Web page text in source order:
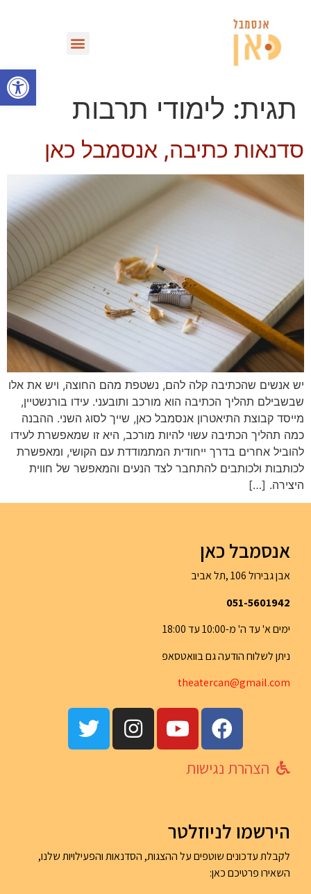
פתח
תגית: לימודי תרבות
סדנאות כתיבה, אנסמבל כאן
יש אנשים שהכתיבה קלה להם, נשטפת מהם החוצה, ויש את אלו
שבשבילם תהליך הכתיבה הוא מורכב ותובעני. עידו בורנשטיין,
מייסד קבוצת התיאטרון אנסמבל כאן, שייך לסוג השני. ההבנה
כמה תהליך הכתיבה עשוי להיות מורכב, היא זו שמאפשרת לעידו
להוביל אחרים בדרך ייחודית המתמודדת עם הקושי, ומאפשרת
לכותבות ולכותבים להתחבר לצד הנעים והמאפשר של חווית
היצירה. […]
אנסמבל כאן
אבן גבירול 106 ,תל אביב
051-5601942
ימים א' עד ה' מ-10:00 עד 18:00
ניתן לשלוח הודעה גם בוואטסאפ
theatercan@gmail.com
הצהרת נגישות
הירשמו לניוזלטר
לקבלת עדכונים שוטפים על ההצגות, הסדנאות והפעילויות שלנו,
השאירו פרטיכם כאן: